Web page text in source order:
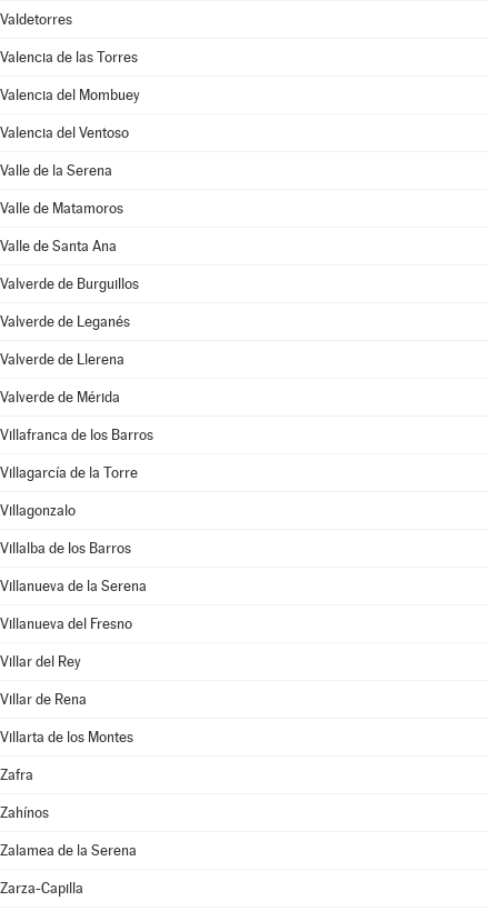
Valdetorres
Valencia de las Torres
Valencia del Mombuey
Valencia del Ventoso
Valle de la Serena
Valle de Matamoros
Valle de Santa Ana
Valverde de Burguillos
Valverde de Leganés
Valverde de Llerena
Valverde de Mérida
Villafranca de los Barros
Villagarcía de la Torre
Villagonzalo
Villalba de los Barros
Villanueva de la Serena
Villanueva del Fresno
Villar del Rey
Villar de Rena
Villarta de los Montes
Zafra
Zahínos
Zalamea de la Serena
Zarza-Capilla